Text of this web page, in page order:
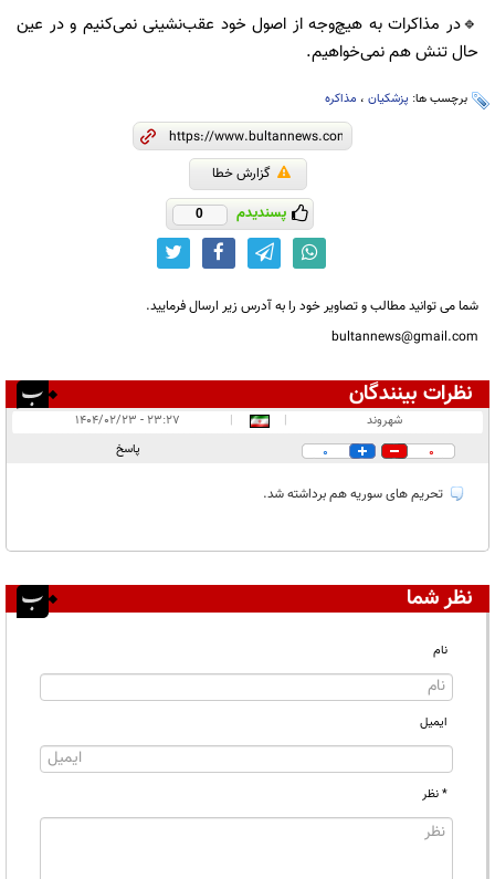
🔹در مذاکرات به هیچ‌وجه از اصول خود عقب‌نشینی نمی‌کنیم و در عین
حال تنش‌ هم نمی‌خواهیم.
برچسب ها: پزشکیان ، مذاکره
گزارش خطا
پسندیدم 0
شما می توانید مطالب و تصاویر خود را به آدرس زیر ارسال فرمایید.
bultannews@gmail.com
نظرات بینندگان
در انتظار بررسی:
شهروند |
|
۲۳:۲۷ - ۱۴۰۴/۰۲/۲۳
0
0 پاسخ
تحریم های سوریه هم برداشته شد.
نظر شما
نام
ایمیل
* نظر